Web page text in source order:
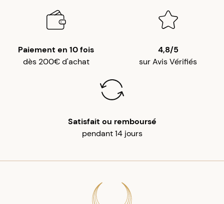
Paiement en 10 fois
dès 200€ d'achat
4,8/5
sur Avis Vérifiés
Satisfait ou remboursé
pendant 14 jours